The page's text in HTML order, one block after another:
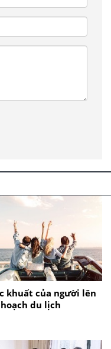
khuất của người lên
du lịch